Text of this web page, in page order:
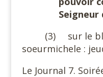
(3)
sur le
soeurmichele :
Le Journal 7.